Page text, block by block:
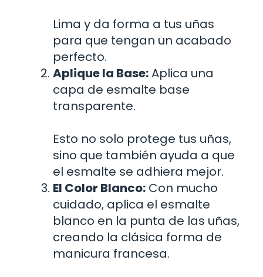
Lima y da forma a tus uñas
para que tengan un acabado
perfecto.
Aplique la Base:Aplica una
capa de esmalte base
transparente.
Esto no solo protege tus uñas,
sino que también ayuda a que
el esmalte se adhiera mejor.
El Color Blanco: Con mucho
cuidado, aplica el esmalte
blanco en la punta de las uñas,
creando la clásica forma de
manicura francesa.